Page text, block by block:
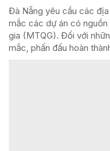
Đà Nẵng yêu cầu các
mắc các dự án có
gia (MTQG). Đối với
mắc, phấn đấu hoàn